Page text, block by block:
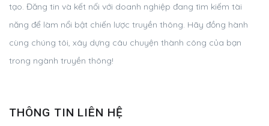
tạo. Đăng tin và kết nối với doanh nghiệp đang tìm kiếm tài
năng để làm nổi bật chiến lược truyền thông. Hãy đồng hành
cùng chúng tôi, xây dựng câu chuyện thành công của bạn
trong ngành truyền thông!
THÔNG TIN LIÊN HỆ